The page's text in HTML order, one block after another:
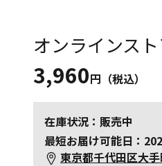
オンラインス
3,960円（税込）
在庫状況：販売中
最短お届け可能日：
東京都千代田区大